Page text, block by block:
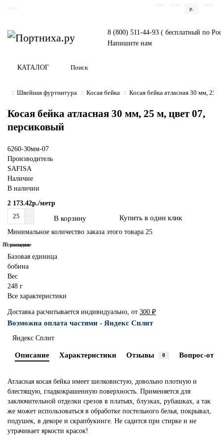
р.
8 (800) 511-44-93 ( бесплатный по
Напишите нам
КАТАЛОГ
Швейная фуртнитура Косая бейка Косая бейка атласная 30 мм, 25
Косая бейка атласная 30 мм, 25 м, цвет 07,
персиковый
6260-30мм-07
Производитель
SAFISA
Наличие
В наличии
2 173.42р./метр
В корзину Купить в один клик
Минимальное количество заказа этого товара 25
В закладки
В сравнение
Базовая единица
бобина
Вес
248 г
Все характеристики
Доставка расчитывается индивидуально, от 300 ₽
Возможна оплата частями - Яндекс Сплит
Яндекс Сплит
Описание Характеристики Отзывы 0 Вопрос-
Атласная косая бейка имеет шелковистую, довольно плотную и
блестящую, гладкокрашенную поверхность. Применяется для
заключительной отделки срезов в платьях, блузках, рубашках, а так
же может использоваться в обработке постельного белья, покрывал,
подушек, в декоре и скрапбукинге. Не садится при стирке и не
утрачивает яркости красок!